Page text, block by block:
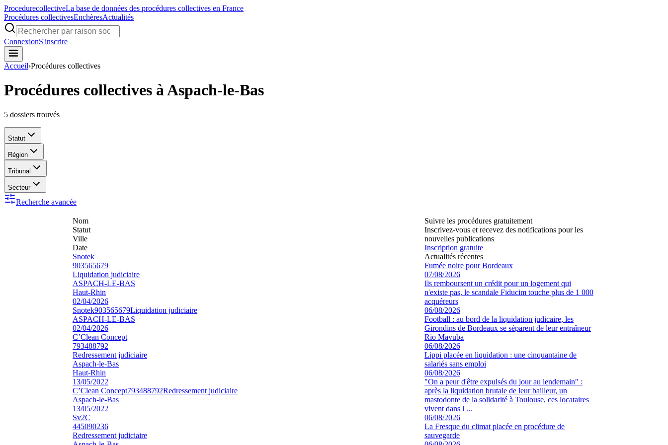
ProcedurecollectiveLa base de données des procédures collectives en France
Procédures collectivesEnchèresActualités
ConnexionS'inscrire
Accueil›Procédures collectives
Procédures collectives à Aspach-le-Bas
5 dossiers trouvés
Statut
Région
Tribunal
Secteur
Recherche avancée
Nom
Statut
Ville
Date
Snotek
903565679
Liquidation judiciaire
ASPACH-LE-BAS
Haut-Rhin
02/04/2026
Snotek903565679Liquidation judiciaire
ASPACH-LE-BAS
02/04/2026
C’Clean Concept
793488792
Redressement judiciaire
Aspach-le-Bas
Haut-Rhin
13/05/2022
C’Clean Concept793488792Redressement judiciaire
Aspach-le-Bas
13/05/2022
Sv2C
445090236
Redressement judiciaire
Suivre les procédures gratuitement
Inscrivez-vous et recevez des notifications pour les
nouvelles publications
Inscription gratuite
Actualités récentes
Fumée noire pour Bordeaux
07/08/2026
Ils remboursent un crédit pour un logement qui
n'existe pas, le scandale Fiducim touche plus de 1 000
acquéreurs
06/08/2026
Football : au bord de la liquidation judicaire, les
Girondins de Bordeaux se séparent de leur entraîneur
Rio Mavuba
06/08/2026
Lippi placée en liquidation : une cinquantaine de
salariés sans emploi
06/08/2026
"On a peur d'être expulsés du jour au lendemain" :
après la liquidation brutale de leur bailleur, un
mastodonte de la solidarité à Toulouse, ces locataires
vivent dans l ...
06/08/2026
La Fresque du climat placée en procédure de
sauvegarde